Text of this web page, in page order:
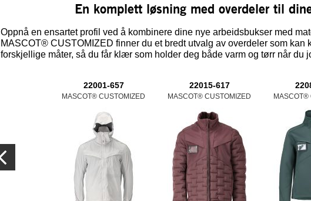
En komplett løsning med overdeler til
Oppnå en ensartet profil ved å kombinere dine nye arbeidsbukser med
MASCOT® CUSTOMIZED finner du et bredt utvalg av overdeler som kan
forskjellige måter, så du får klær som holder deg både varm og tørr når du
22001-657
MASCOT® CUSTOMIZED
22015-617
MASCOT® CUSTOMIZED MASCOT®